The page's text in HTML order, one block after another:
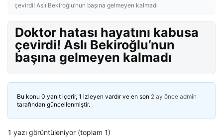
çevirdi! Aslı Bekiroğlu’nun başına gelmeyen kalmadı
Doktor hatası hayatını kabusa
çevirdi! Aslı Bekiroğlu’nun
başına gelmeyen kalmadı
Bu konu 0 yanıt içerir, 1 izleyen vardır ve en son 2 ay önce admin
tarafından güncellenmiştir.
1 yazı görüntüleniyor (toplam 1)